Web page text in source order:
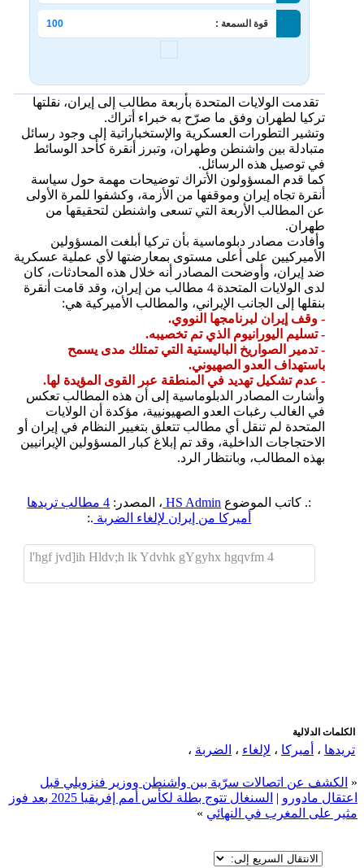
قوة السمعة : 100
تقدمت الولايات المتحدة بأربعة مطالب إلى إيران، نقلتها
تركيا لطهران وفق ما صرّح به خبراء أتراك.
وتشير التطورات العسكرية والإستخباراتية إلى وجود رسائل
متبادلة بين واشنطن وطهران، وتبرز أنقرة كأحد الوسائط
في توصيل هذه الرسائل.
كما قدم المسؤولون الأتراك توضيحات مهمة حول سياسة
أنقرة تجاه إيران وموقفها من الأزمة، وكشفوا للمرة الأولى
عن المطالب الأربعة التي تسعى واشنطن لتحقيقها من
طهران.
وأفادت مصادر دبلوماسية بأن تركيا أبلغت المسؤولين
الأميركيين على أعلى مستوى بمعارضتها لأي عملية عسكرية
ضد إيران، وأوضحت المصادر أنه خلال هذه المحادثات، كان
لدى الولايات المتحدة 4 مطالب من إيران، وقد قامت أنقرة
بنقلها إلى الجانب الإيراني، والمطالب الأميركية هي:
- وقف إيران لبرنامجها النووي.
- تسليم اليورانيوم الذي تم تخصيبه.
- تدمير الصواريخ الباليستية التي تمتلك مدى يسمح
باستهداف العدو الصهيوني.
- عدم تشكيل تهديد في المنطقة عبر القوى المؤيدة لها.
وأشارت المصادر الدبلوماسية إلى أن هذه المطالب تعكس
في الغالب رغبات العدو الصهيونيية، مؤكدة أن الولايات
المتحدة لم تنقل أي مطالب تتعلق بتغيير النظام في إيران أو
الاحتجاجات الداخلية، وقد تم إبلاغ كبار المسؤولين الإيرانيين
بهذه المطالب، وبانتظار الرد.
:. كاتب الموضوع HS Admin ، المصدر:
4 مطالب تريدها
أميركا من إيران لإلغاء الضربة .:
4 l'hgf jvd]ih Hldv;h lk Ydvhk gYgyhx hgqvfm
الكلمات الدلالية
تريدها ، أميركا ، لإلغاء ، الضربة ،
« الكشف عن اتصالات سرّية بين واشنطن ووزير فنزويلي قبل
اعتقال مادورو |
السنغال تتوج بطلة لكأس أمم إفريقيا 2025 بعد فوز
مثير على المغرب في النهائي »